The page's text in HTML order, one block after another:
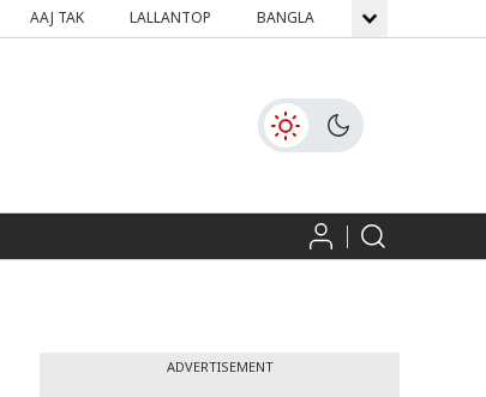
AAJ TAK LALLANTOP BANGLA GNTTV
ADVERTISEMENT